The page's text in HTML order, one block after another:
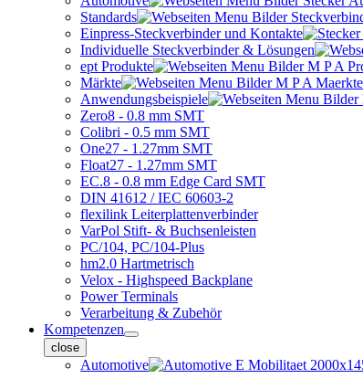
Standards
Einpress-Steckverbinder und Kontakte
Individuelle Steckverbinder & Lösungen
ept Produkte
Märkte
Anwendungsbeispiele
Zero8 - 0.8 mm SMT
Colibri - 0.5 mm SMT
One27 - 1.27mm SMT
Float27 - 1.27mm SMT
EC.8 - 0.8 mm Edge Card SMT
DIN 41612 / IEC 60603-2
flexilink Leiterplattenverbinder
VarPol Stift- & Buchsenleisten
PC/104, PC/104-Plus
hm2.0 Hartmetrisch
Velox - Highspeed Backplane
Power Terminals
Verarbeitung & Zubehör
Kompetenzen
close
Automotive